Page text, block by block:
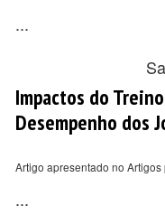
...
Impactos do
Desempenho dos
Artigo apresentado no
...